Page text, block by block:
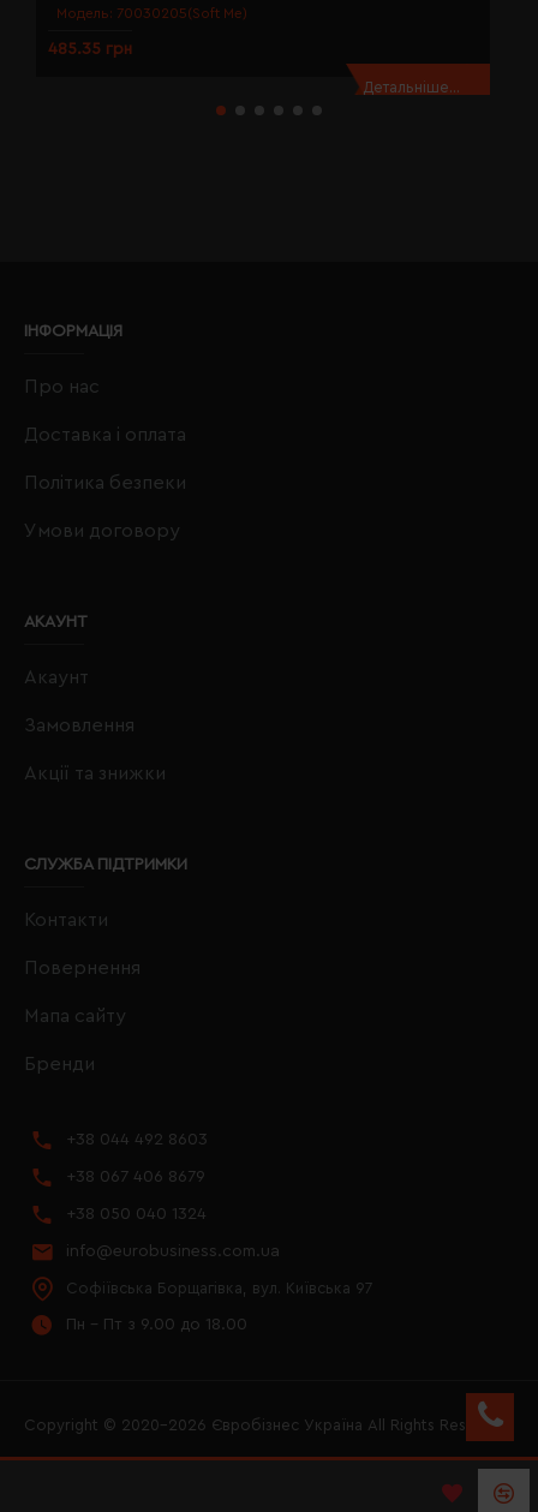
Модель: 70030205(Soft Me)
485.35 грн
Детальніше...
ІНФОРМАЦІЯ
Про нас
Доставка і оплата
Політика безпеки
Умови договору
АКАУНТ
Акаунт
Замовлення
Акції та знижки
СЛУЖБА ПІДТРИМКИ
Контакти
Повернення
Мапа сайту
Бренди
+38 044 492 8603
+38 067 406 8679
+38 050 040 1324
info@eurobusiness.com.ua
Софіївська Борщагівка, вул. Київська 97
Пн - Пт з 9.00 до 18.00
Copyright © 2020–2026 Євробізнес Україна All Rights Reserved